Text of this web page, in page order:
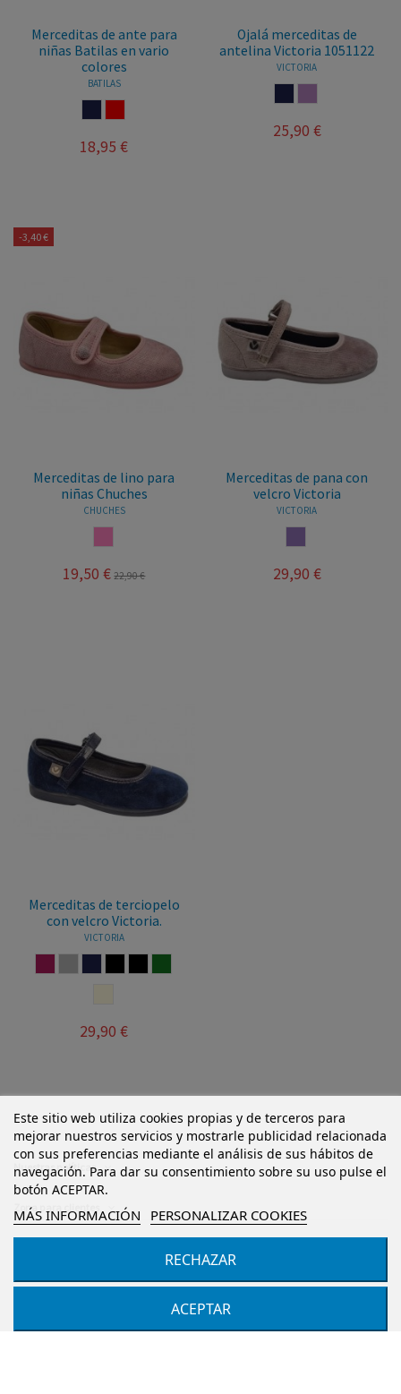
Merceditas de ante para
niñas Batilas en vario
colores
BATILAS
18,95 €
Ojalá merceditas de
antelina Victoria 1051122
VICTORIA
25,90 €
-3,40 €
Merceditas de lino para
niñas Chuches
CHUCHES
19,50 € 22,90 €
Merceditas de pana con
velcro Victoria
VICTORIA
29,90 €
Merceditas de terciopelo
con velcro Victoria.
VICTORIA
29,90 €
Nuestras políticas
Zona para clientes
Este sitio web utiliza cookies propias y de terceros para
mejorar nuestros servicios y mostrarle publicidad relacionada
con sus preferencias mediante el análisis de sus hábitos de
navegación. Para dar su consentimiento sobre su uso pulse el
botón ACEPTAR.
MÁS INFORMACIÓN PERSONALIZAR COOKIES
RECHAZAR
ACEPTAR